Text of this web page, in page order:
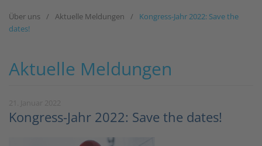
Über uns Aktuelle Meldungen
Kongress-Jahr 2022: Save the
dates!
Aktuelle Meldungen
Kongress-Jahr 2022: Save the dates!